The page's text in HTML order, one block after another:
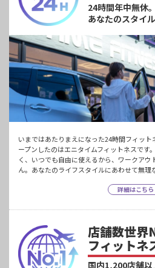
24時間年中無休。
あなたのスタイ
いまではあたりまえになった24時間フィッ
ープンしたのはエニタイムフィットネスです
く、いつでも自由に使えるから、ワークア
ん。あなたのライフスタイルにあわせて無理
詳細はこちら
店舗数世界
フィットネ
国内1,200店舗以